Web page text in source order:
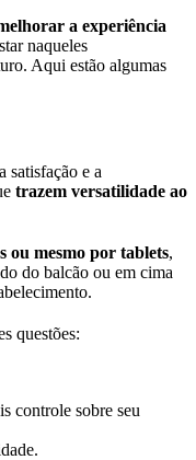
a experiência
naqueles
Aqui estão algumas
satisfação e a
trazem versatilidade ao
ou mesmo por tablets,
do balcão ou em cima
questões:
controle sobre seu